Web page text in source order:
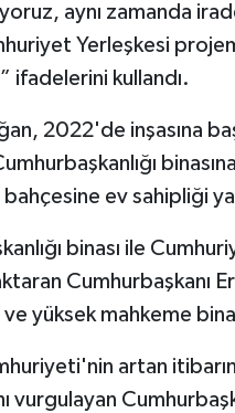
aynı zamanda
Yerleşkesi
ifadelerini kullandı.
2022'de inşasına
ev sahipliği
binası ile
Cumhurbaşkanı
yüksek mahkeme
artan
vurgulayan